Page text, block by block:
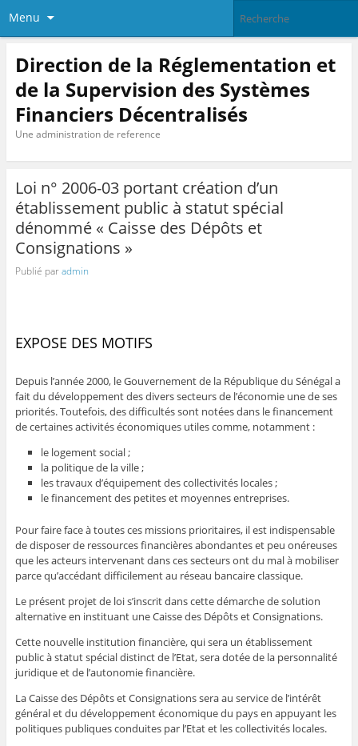
Menu
Direction de la Réglementation et
de la Supervision des Systèmes
Financiers Décentralisés
Une administration de reference
Loi n° 2006-03 portant création d’un
établissement public à statut spécial
dénommé « Caisse des Dépôts et
Consignations »
Publié paradmin
EXPOSE DES MOTIFS
Depuis l’année 2000, le Gouvernement de la République du Sénégal a
fait du développement des divers secteurs de l’économie une de ses
priorités. Toutefois, des difficultés sont notées dans le financement
de certaines activités économiques utiles comme, notamment :
le logement social ;
la politique de la ville ;
les travaux d’équipement des collectivités locales ;
le financement des petites et moyennes entreprises.
Pour faire face à toutes ces missions prioritaires, il est indispensable
de disposer de ressources financières abondantes et peu onéreuses
que les acteurs intervenant dans ces secteurs ont du mal à mobiliser
parce qu’accédant difficilement au réseau bancaire classique.
Le présent projet de loi s’inscrit dans cette démarche de solution
alternative en instituant une Caisse des Dépôts et Consignations.
Cette nouvelle institution financière, qui sera un établissement
public à statut spécial distinct de l’Etat, sera dotée de la personnalité
juridique et de l’autonomie financière.
La Caisse des Dépôts et Consignations sera au service de l’intérêt
général et du développement économique du pays en appuyant les
politiques publiques conduites par l’Etat et les collectivités locales.